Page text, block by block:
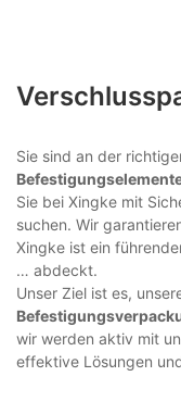
Sie sind an der
Sie bei Xingke mit
suchen. Wir
Xingke ist ein
… abdeckt.
Unser Ziel ist es,
wir werden aktiv mit
effektive Lösungen